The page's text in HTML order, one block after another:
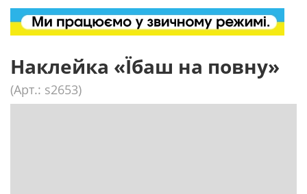
Наклейка «Їбаш на повну»
(Арт.: s2653)